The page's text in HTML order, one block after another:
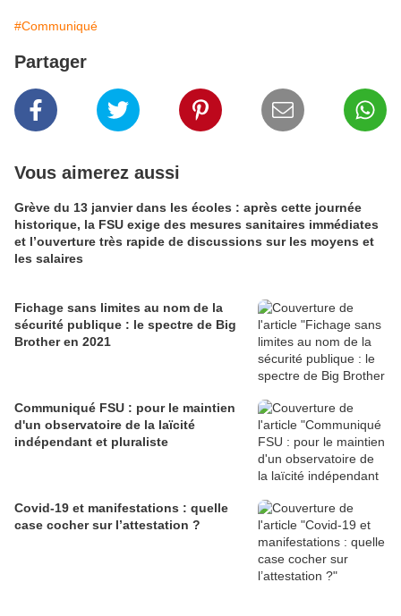
#Communiqué
Partager
Vous aimerez aussi
Grève du 13 janvier dans les écoles : après cette journée
historique, la FSU exige des mesures sanitaires immédiates
et l’ouverture très rapide de discussions sur les moyens et
les salaires
Fichage sans limites au nom de la
sécurité publique : le spectre de Big
Brother en 2021
Communiqué FSU : pour le maintien
d'un observatoire de la laïcité
indépendant et pluraliste
Covid-19 et manifestations : quelle
case cocher sur l’attestation ?